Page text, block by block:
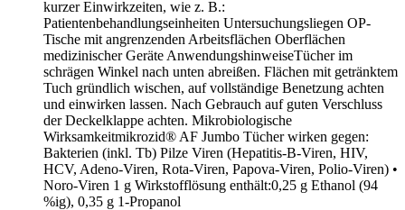
kurzer Einwirkzeiten, wie z. B.:
Patientenbehandlungseinheiten Untersuchungsliegen OP-
Tische mit angrenzenden Arbeitsflächen Oberflächen
medizinischer Geräte AnwendungshinweiseTücher im
schrägen Winkel nach unten abreißen. Flächen mit getränktem
Tuch gründlich wischen, auf vollständige Benetzung achten
und einwirken lassen. Nach Gebrauch auf guten Verschluss
der Deckelklappe achten. Mikrobiologische
Wirksamkeitmikrozid® AF Jumbo Tücher wirken gegen:
Bakterien (inkl. Tb) Pilze Viren (Hepatitis-B-Viren, HIV,
HCV, Adeno-Viren, Rota-Viren, Papova-Viren, Polio-Viren) •
Noro-Viren 1 g Wirkstofflösung enthält:0,25 g Ethanol (94
%ig), 0,35 g 1-Propanol